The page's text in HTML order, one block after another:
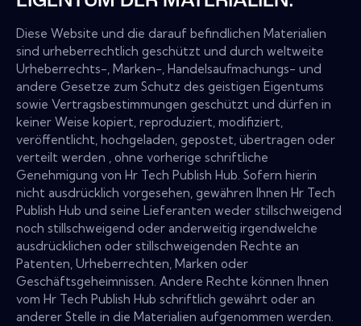
Diese Website und die darauf befindlichen Materialien
sind urheberrechtlich geschützt und durch weltweite
Urheberrechts-, Marken-, Handelsaufmachungs- und
andere Gesetze zum Schutz des geistigen Eigentums
sowie Vertragsbestimmungen geschützt und dürfen in
keiner Weise kopiert, reproduziert, modifiziert,
veröffentlicht, hochgeladen, gepostet, übertragen oder
verteilt werden , ohne vorherige schriftliche
Genehmigung von Hr Tech Publish Hub. Sofern hierin
nicht ausdrücklich vorgesehen, gewähren Ihnen Hr Tech
Publish Hub und seine Lieferanten weder stillschweigend
noch stillschweigend oder anderweitig irgendwelche
ausdrücklichen oder stillschweigenden Rechte an
Patenten, Urheberrechten, Marken oder
Geschäftsgeheimnissen. Andere Rechte können Ihnen
vom Hr Tech Publish Hub schriftlich gewährt oder an
anderer Stelle in die Materialien aufgenommen werden.